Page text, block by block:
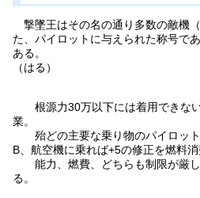
撃墜王はその名の通り多数の敵機
た、パイロットに与えられた称号で
ある。
（はる）
根源力30万以下には着用できな
業。
殆どの主要な乗り物のパイロット
B、航空機に乗れば+5の修正を燃料
能力、燃費、どちらも制限が厳し
る。